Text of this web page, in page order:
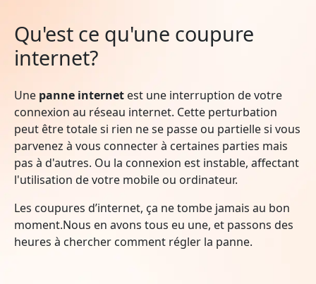
Qu'est ce qu'une coupure
internet?
Une panne internet est une interruption de votre
connexion au réseau internet. Cette perturbation
peut être totale si rien ne se passe ou partielle si vous
parvenez à vous connecter à certaines parties mais
pas à d'autres. Ou la connexion est instable, affectant
l'utilisation de votre mobile ou ordinateur.
Les coupures d’internet, ça ne tombe jamais au bon
moment.Nous en avons tous eu une, et passons des
heures à chercher comment régler la panne.